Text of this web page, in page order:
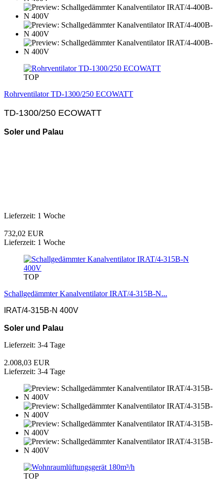
TOP
Rohrventilator TD-1300/250 ECOWATT
TD-1300/250 ECOWATT
Soler und Palau
Lieferzeit: 1 Woche
732,02 EUR
Lieferzeit: 1 Woche
TOP
Schallgedämmter Kanalventilator IRAT/4-315B-N...
IRAT/4-315B-N 400V
Soler und Palau
Lieferzeit: 3-4 Tage
2.008,03 EUR
Lieferzeit: 3-4 Tage
TOP